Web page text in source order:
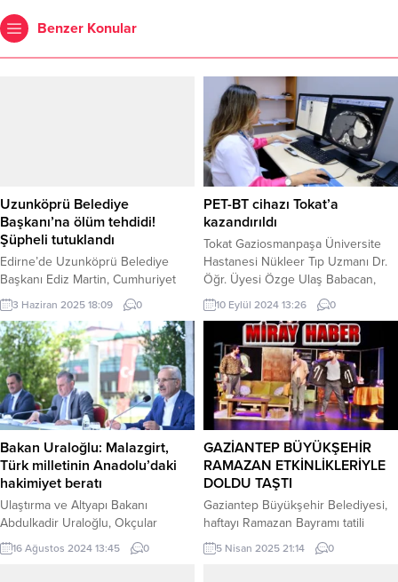
Benzer Konular
Uzunköprü Belediye
Başkanı’na ölüm tehdidi!
Şüpheli tutuklandı
Edirne’de Uzunköprü Belediye
Başkanı Ediz Martin, Cumhuriyet
Parkı’nda bir vatandaş tarafından
yüz yüze ve sosyal medya
üzerinden bıçaklı ölüm tehdidi aldı.
Şahıs, emniyetin hızlı
müdahalesiyle tutuklandı. Erdoğan
DEMİR / EDİRNE (İGFA) –
Uzunköprü Belediye Başkanı Ediz
Martin, geçtiğimiz cumartesi günü
Cumhuriyet Parkı’nda ailesiyle vakit
geçirirken Ş.Ç. adlı bir vatandaşın
tehdidiyle...
3 Haziran 2025 18:09 0
PET-BT cihazı Tokat’a
kazandırıldı
Tokat Gaziosmanpaşa Üniversite
Hastanesi Nükleer Tıp Uzmanı Dr.
Öğr. Üyesi Özge Ulaş Babacan,
PET-BT Cihazı hakkında merak
edilenleri anlattı. NurhaN İÇMEZ /
TOKAT HABER TOKAT (İGFA) –
Tokat Gaziosmanpaşa Üniversitesi
Nükleer Tıp Uzmanı Dr. Öğr. Üyesi
Özge Ulaş Babacan, 2024 yılı
içerisinde Tokat Gaziosmanpaşa
Üniversite Hastanesine
kazandırılan PET-BT Cihazı
hakkında merak...
10 Eylül 2024 13:26 0
Bakan Uraloğlu: Malazgirt,
Türk milletinin Anadolu’daki
hakimiyet beratı
Ulaştırma ve Altyapı Bakanı
Abdulkadir Uraloğlu, Okçular
Vakfı’nda Malazgirt Zaferi’nin 953.
yıl dönümünü kutlamak için
16 Ağustos 2024 13:45 0
GAZİANTEP BÜYÜKŞEHİR
RAMAZAN ETKİNLİKLERİYLE
DOLDU TAŞTI
Gaziantep Büyükşehir Belediyesi,
haftayı Ramazan Bayramı tatili
dolayısıyla kültürel etkinliklerle dolu
şekilde tamamladı. Öte yandan
5 Nisan 2025 21:14 0